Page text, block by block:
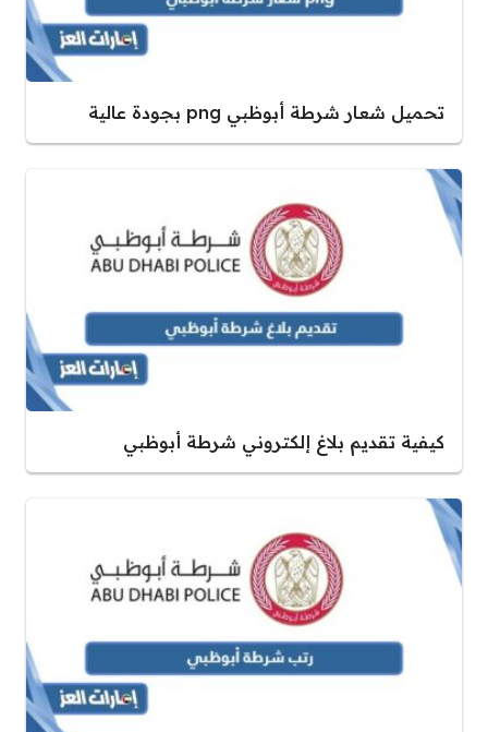
تحميل شعار شرطة أبوظبي png بجودة عالية
كيفية تقديم بلاغ إلكتروني شرطة أبوظبي